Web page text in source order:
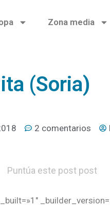
Zona media
(Soria)
2 comentarios
Puntúa este post post